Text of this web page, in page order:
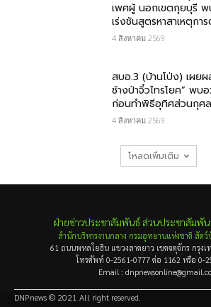
เพศผู้ นอกเขตกุยบุรี
เร่งชันสูตรหาสาเหตุกา
4 สิงหาคม 2569
สบอ.3 (บ้านโป่ง) เผย
ช้างป่าจิ๋วไทรโยค” พบ
ก่อนทำพิธีอุทิศส่วนกุศล
4 สิงหาคม 2569
โหลดเพิ่มเติม
ฝ่ายข่าวประชาสัมพันธ์ ส่วนประชาสัมพั
สำนักบริหารงานกลาง กรมอุทยานแห่งชาติ สัต
61 ถนนพหลโยธิน แขวงลาดยาว เขตจตุจักร กรุงเ
โทรศัพท์ 0-2561-0777 ต่อ 1162 หรือ 0-
Email :
DNPnews © 2021 All right reserved.